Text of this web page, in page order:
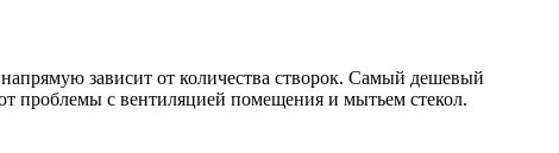
зависит от количества створок. Самый дешевый
проблемы с вентиляцией помещения и мытьем стекол.